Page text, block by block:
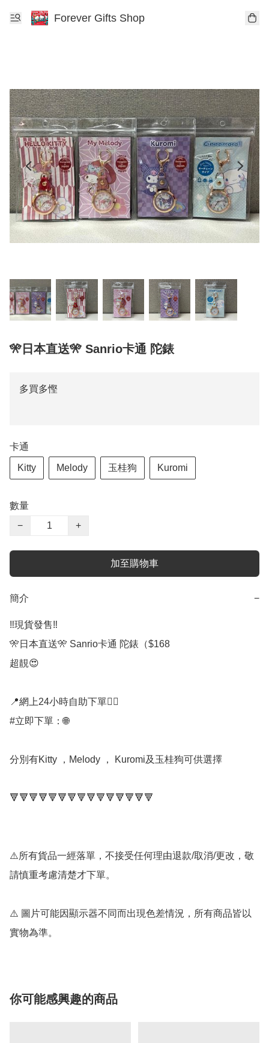
Forever Gifts Shop
🎌日本直送🎌 Sanrio卡通 陀錶
多買多慳
卡通
Kitty Melody 玉桂狗 Kuromi
數量
−
+
加至購物車
簡介 −
‼️現貨發售‼️
🎌日本直送🎌 Sanrio卡通 陀錶（$168
超靚😍
📍網上24小時自助下單👍🏻
#立即下單：🌐
分別有Kitty ，Melody ， Kuromi及玉桂狗可供選擇
🔻🔻🔻🔻🔻🔻🔻🔻🔻🔻🔻🔻🔻🔻🔻
⚠️所有貨品一經落單，不接受任何理由退款/取消/更改，敬
請慎重考慮清楚才下單。
⚠️ 圖片可能因顯示器不同而出現色差情況，所有商品皆以
實物為準。
你可能感興趣的商品